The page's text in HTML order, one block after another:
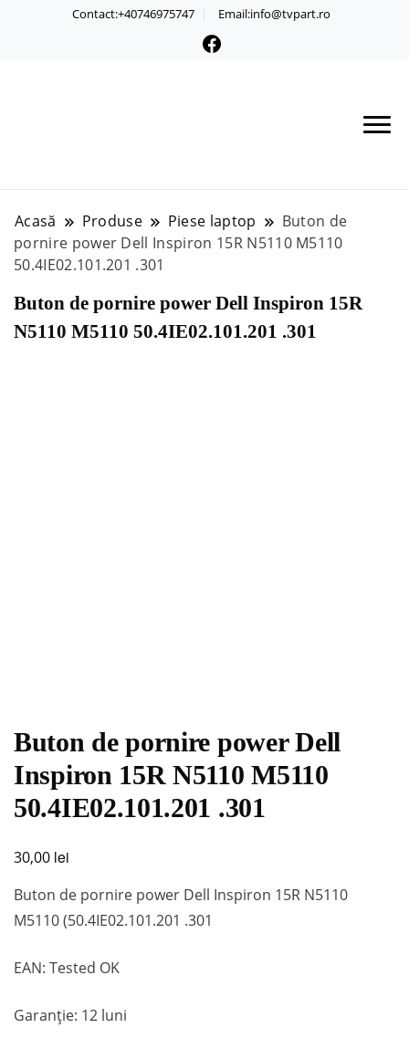
Contact:+40746975747 Email:info@tvpart.ro
Acasă Produse Piese laptop
Buton de
pornire power Dell Inspiron 15R N5110 M5110
50.4IE02.101.201 .301
Buton de pornire power Dell Inspiron 15R
N5110 M5110 50.4IE02.101.201 .301
Buton de pornire power Dell
Inspiron 15R N5110 M5110
50.4IE02.101.201 .301
30,00 lei
Buton de pornire power Dell Inspiron 15R N5110
M5110 (50.4IE02.101.201 .301
EAN: Tested OK
Garanție: 12 luni